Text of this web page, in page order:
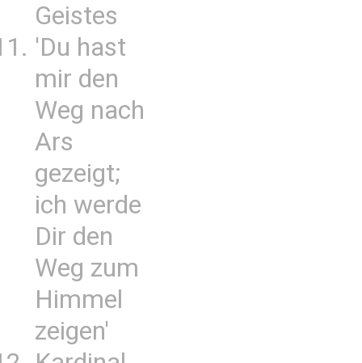
Geistes
'Du hast
mir den
Weg nach
Ars
gezeigt;
ich werde
Dir den
Weg zum
Himmel
zeigen'